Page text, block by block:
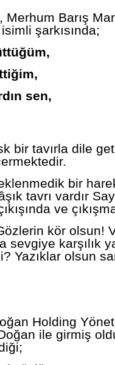
Barış
şarkısında;
sen,
bir tavırla dile
bir
tavrı vardır
ve
kör olsun!
sevgiye karşılık
Yazıklar olsun
Holding
ile girmiş